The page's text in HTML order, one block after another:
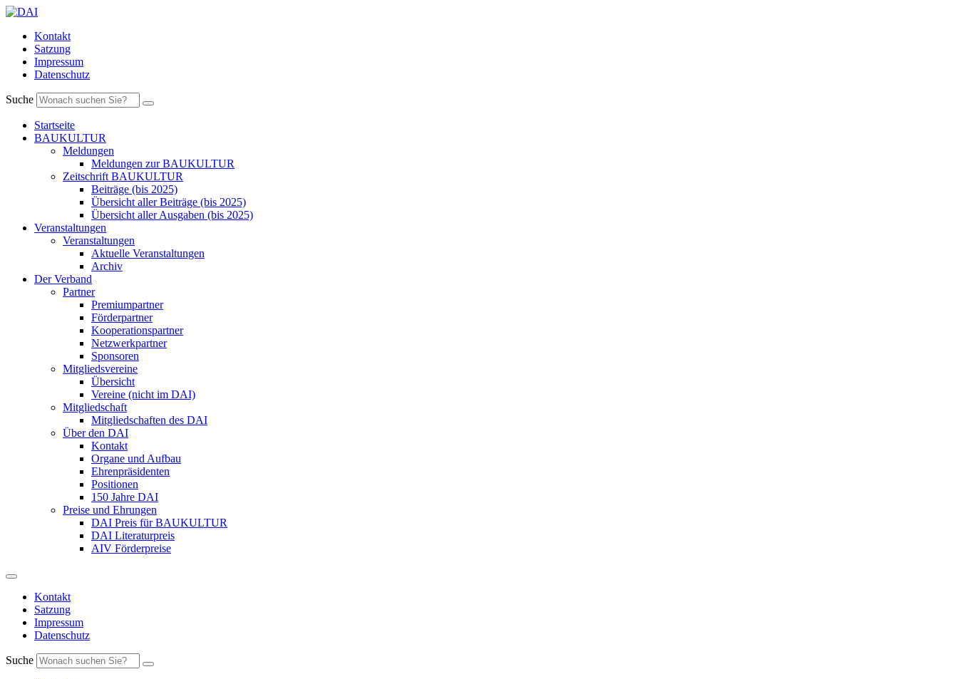
Kontakt
Satzung
Impressum
Datenschutz
Suche
Startseite
BAUKULTUR
Meldungen
Meldungen zur BAUKULTUR
Zeitschrift BAUKULTUR
Beiträge (bis 2025)
Übersicht aller Beiträge (bis 2025)
Übersicht aller Ausgaben (bis 2025)
Veranstaltungen
Veranstaltungen
Aktuelle Veranstaltungen
Archiv
Der Verband
Partner
Premiumpartner
Förderpartner
Kooperationspartner
Netzwerkpartner
Sponsoren
Mitgliedsvereine
Übersicht
Vereine (nicht im DAI)
Mitgliedschaft
Mitgliedschaften des DAI
Über den DAI
Kontakt
Organe und Aufbau
Ehrenpräsidenten
Positionen
150 Jahre DAI
Preise und Ehrungen
DAI Preis für BAUKULTUR
DAI Literaturpreis
AIV Förderpreise
Kontakt
Satzung
Impressum
Datenschutz
Suche